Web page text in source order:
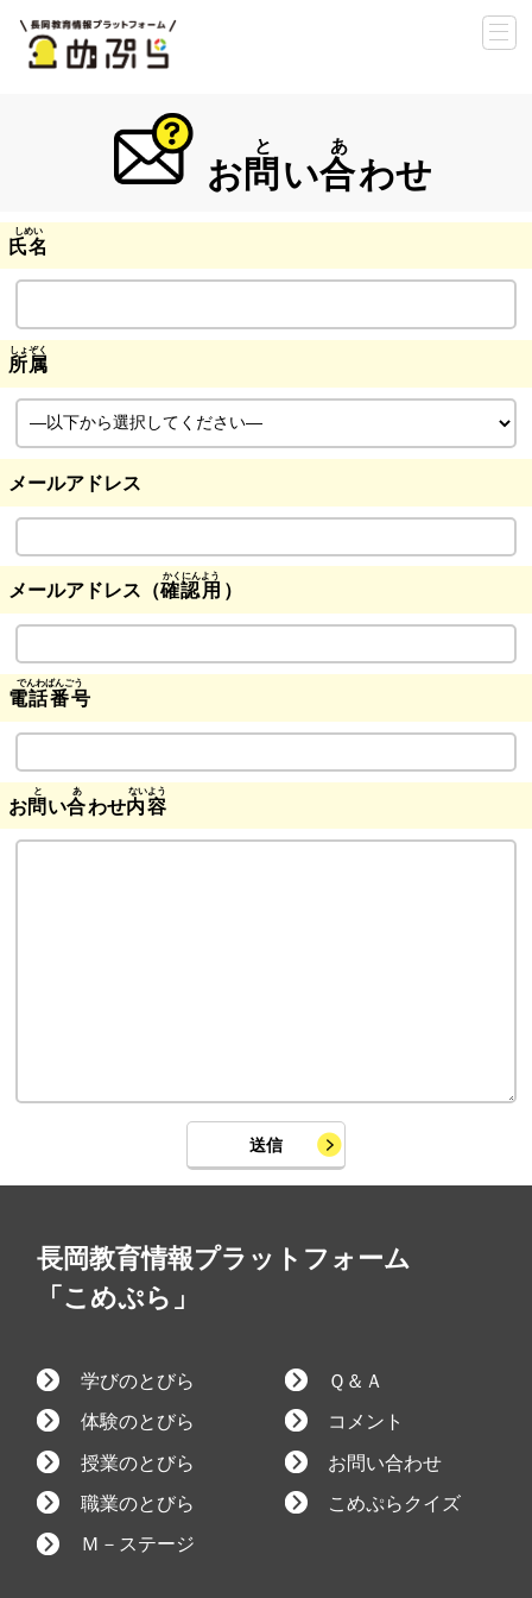
お問 い合わせ
氏名
所属
メールアドレス
メールアドレス（確認用 ）
電話番号
お問 い合わせ内容
送信
長岡教育情報プラットフォーム
「こめぷら」
学びのとびら
体験のとびら
授業のとびら
職業のとびら
Ｍ－ステージ
Ｑ＆Ａ
コメント
お問い合わせ
こめぷらクイズ